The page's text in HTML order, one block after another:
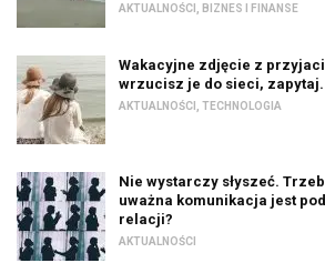
AKTUALNOŚCI BIZNES I FINANSE
Wakacyjne zdjęcie z
wrzucisz je do sieci, zapytaj.
AKTUALNOŚCI TECHNOLOGIA
Nie wystarczy słyszeć.
uważna komunikacja jest
relacji?
AKTUALNOŚCI